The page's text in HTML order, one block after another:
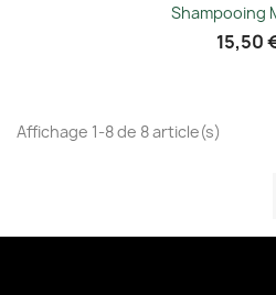
Shampooing
15,50
Affichage 1-8 de 8 article(s)